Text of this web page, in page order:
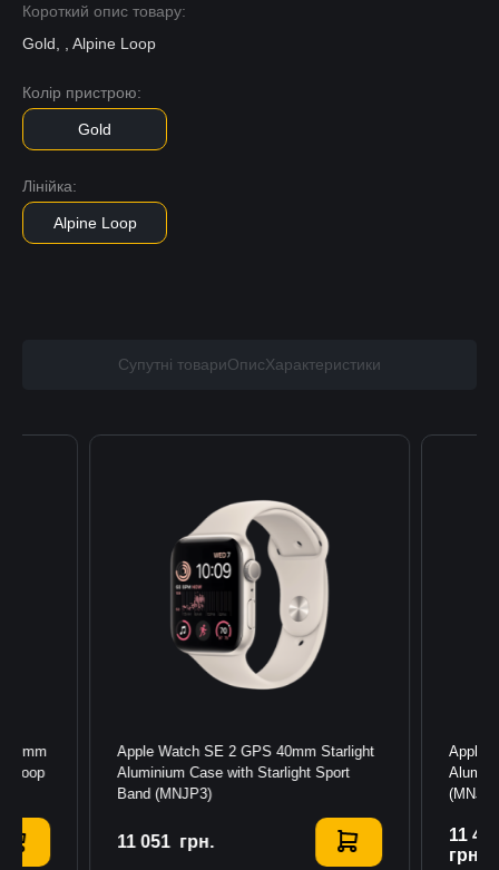
Короткий опис товару:
Gold, , Alpine Loop
Колір пристрою:
Gold
Лінійка:
Alpine Loop
Супутні товариОписХарактеристики
49mm
Loop
Apple Watch SE 2 GPS 40mm Starlight
Aluminium Case with Starlight Sport
Band (MNJP3)
11 051 грн.
Купити
Apple
11
грн.